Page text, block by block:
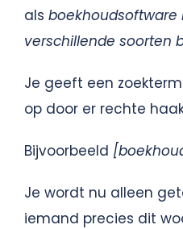
als boekhoudsoftware
verschillende soorten
Je geeft een
op door er rechte
Bijvoorbeeld
Je wordt nu alleen
iemand precies dit